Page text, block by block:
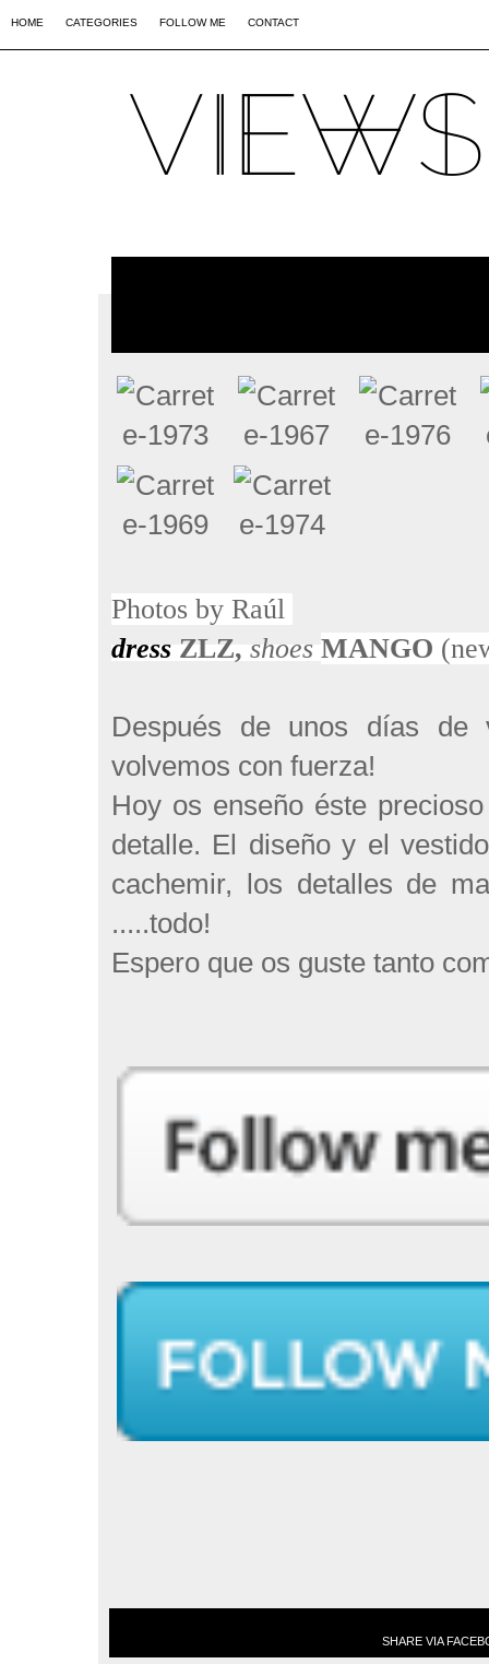
HOME CATEGORIES FOLLOW ME CONTACT
Photos by Raúl
dress ZLZ, shoes MANGO
Después de unos días de
volvemos con fuerza!
Hoy os enseño éste
detalle. El diseño y el
cachemir, los detalles de
.....todo!
Espero que os guste tanto
SHARE VIA